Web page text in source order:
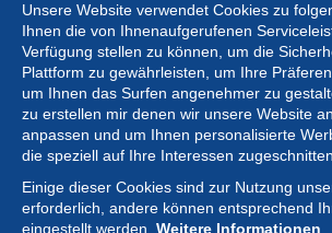
Unsere Website verwendet Cookies zu
Ihnen die von Ihnenaufgerufenen
Verfügung stellen zu können, um die
Plattform zu gewährleisten, um Ihre
um Ihnen das Surfen angenehmer zu
zu erstellen mir denen wir unsere Website
anpassen und um Ihnen personalisierte
die speziell auf Ihre Interessen
Einige dieser Cookies sind zur Nutzung
erforderlich, andere können entsprechend
eingestellt werden. Weitere Informationen
Sammlung
Neuigkeiten